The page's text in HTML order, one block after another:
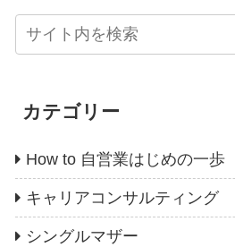
カテゴリー
How to 自営業はじめの一歩
キャリアコンサルティング
シングルマザー